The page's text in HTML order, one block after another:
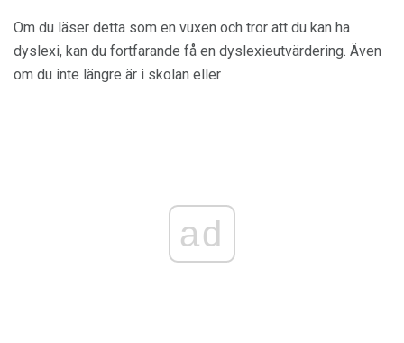
Om du läser detta som en vuxen och tror att du kan ha
dyslexi, kan du fortfarande få en dyslexieutvärdering. Även
om du inte längre är i skolan eller
ad